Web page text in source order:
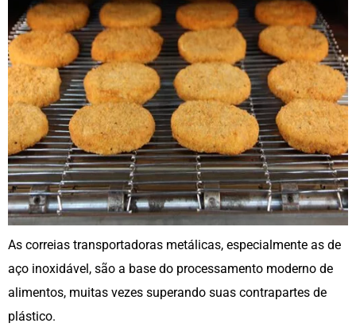
As correias transportadoras metálicas, especialmente as de
aço inoxidável, são a base do processamento moderno de
alimentos, muitas vezes superando suas contrapartes de
plástico.